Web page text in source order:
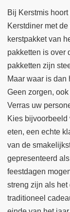
Bij Kerstmis
Kerstdiner met
kerstpakket van
pakketten is over
pakketten zijn
Maar waar is
Geen zorgen,
Verras uw
Kies bijvoorbeeld
eten, een echte
van de
gepresenteerd
feestdagen
streng zijn als het
traditioneel